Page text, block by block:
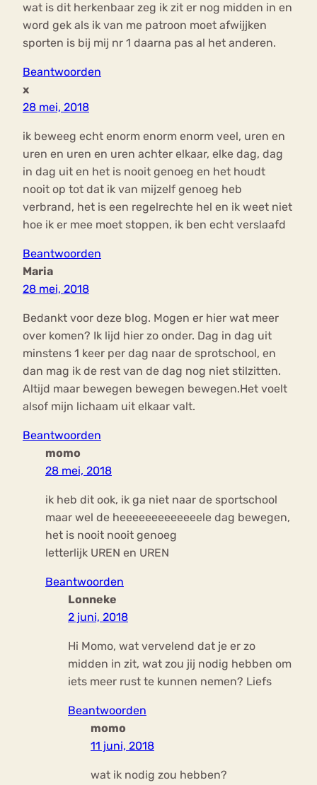
wat is dit herkenbaar zeg ik zit er nog midden in en
word gek als ik van me patroon moet afwijjken
sporten is bij mij nr 1 daarna pas al het anderen.
Beantwoorden
x
28 mei, 2018
ik beweeg echt enorm enorm enorm veel, uren en
uren en uren en uren achter elkaar, elke dag, dag
in dag uit en het is nooit genoeg en het houdt
nooit op tot dat ik van mijzelf genoeg heb
verbrand, het is een regelrechte hel en ik weet niet
hoe ik er mee moet stoppen, ik ben echt verslaafd
Beantwoorden
Maria
28 mei, 2018
Bedankt voor deze blog. Mogen er hier wat meer
over komen? Ik lijd hier zo onder. Dag in dag uit
minstens 1 keer per dag naar de sprotschool, en
dan mag ik de rest van de dag nog niet stilzitten.
Altijd maar bewegen bewegen bewegen.Het voelt
alsof mijn lichaam uit elkaar valt.
Beantwoorden
momo
28 mei, 2018
ik heb dit ook, ik ga niet naar de sportschool
maar wel de heeeeeeeeeeeeele dag bewegen,
het is nooit nooit genoeg
letterlijk UREN en UREN
Beantwoorden
Lonneke
2 juni, 2018
Hi Momo, wat vervelend dat je er zo
midden in zit, wat zou jij nodig hebben om
iets meer rust te kunnen nemen? Liefs
Beantwoorden
momo
11 juni, 2018
wat ik nodig zou hebben?